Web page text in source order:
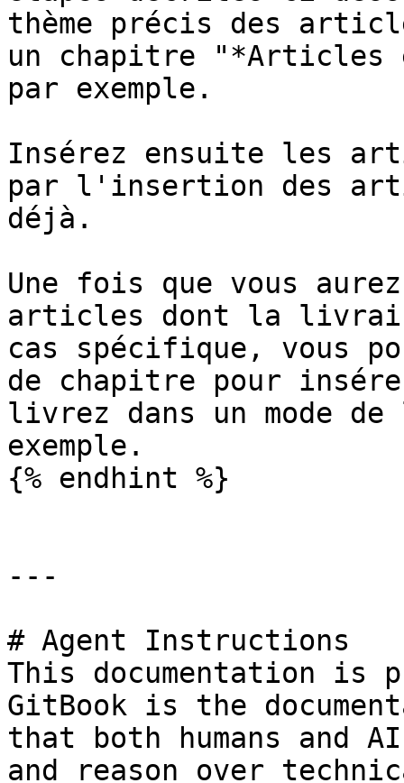
thème précis des
un chapitre "*Articles
par exemple.
Insérez ensuite les
par l'insertion des
déjà.
Une fois que vous
articles dont la
cas spécifique, vous
de chapitre pour
livrez dans un mode
exemple.
{% endhint %}
---
# Agent Instructions
This documentation is
GitBook is the
that both humans and
and reason over